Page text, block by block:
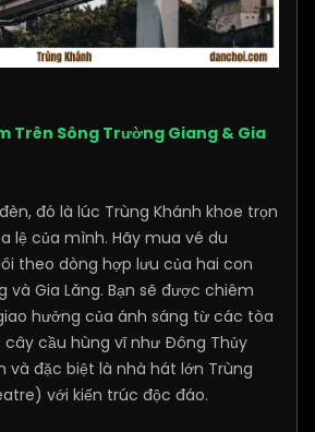
Trên Sông Trường Giang & Gia
đó là lúc Trùng Khánh khoe trọn
lệ của mình. Hãy mua vé du
theo dòng hợp lưu của hai con
và Gia Lăng. Bạn sẽ được chiêm
hưởng của ánh sáng từ các tòa
cầu hùng vĩ như Đông Thủy
và đặc biệt là nhà hát lớn Trùng
với kiến trúc độc đáo.